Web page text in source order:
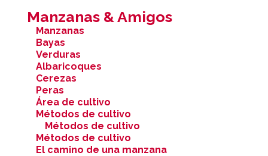
Manzanas & Amigos
Manzanas
Bayas
Verduras
Albaricoques
Cerezas
Peras
Área de cultivo
Métodos de cultivo
Métodos de cultivo
Métodos de cultivo
El camino de una manzana